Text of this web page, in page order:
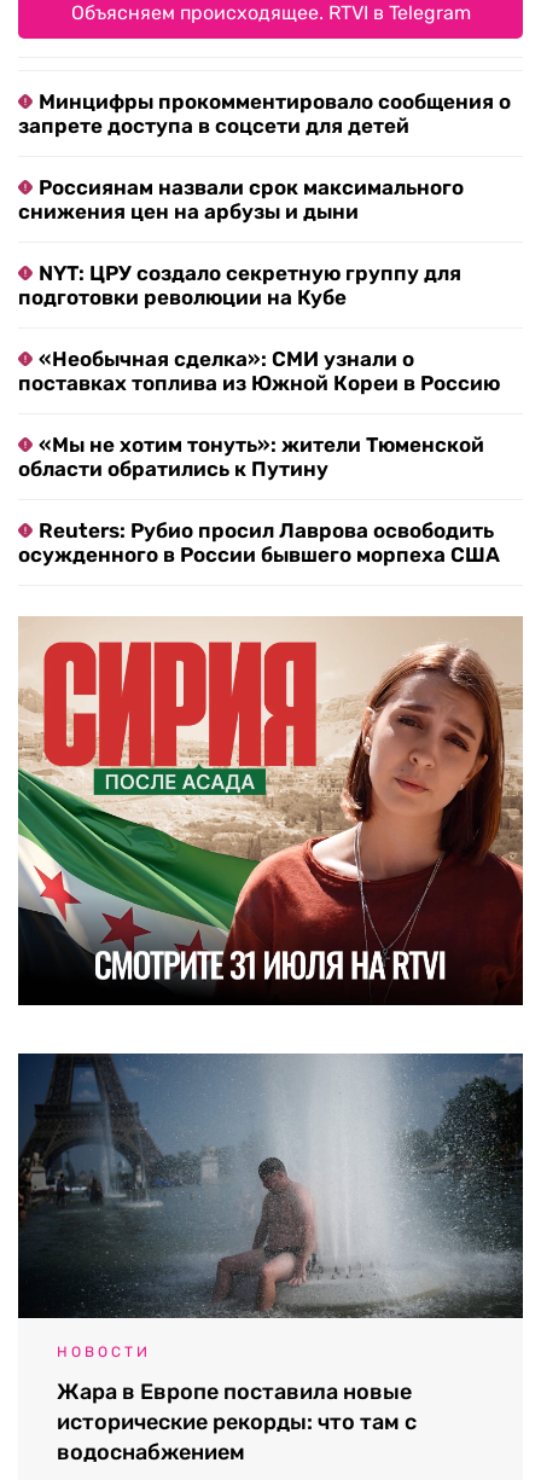
Объясняем происходящее. RTVI в Telegram
Минцифры прокомментировало сообщения о
запрете доступа в соцсети для детей
Россиянам назвали срок максимального
снижения цен на арбузы и дыни
NYT: ЦРУ создало секретную группу для
подготовки революции на Кубе
«Необычная сделка»: СМИ узнали о
поставках топлива из Южной Кореи в Россию
«Мы не хотим тонуть»: жители Тюменской
области обратились к Путину
Reuters: Рубио просил Лаврова освободить
осужденного в России бывшего морпеха США
НОВОСТИ
Жара в Европе поставила новые
исторические рекорды: что там с
водоснабжением